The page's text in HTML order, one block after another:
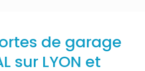
de garage
sur LYON et